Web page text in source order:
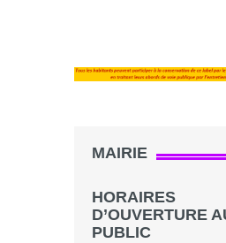
MAIRIE
HORAIRES
D’OUVERTURE
PUBLIC